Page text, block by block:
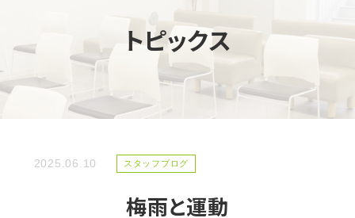
トピックス
2025.06.10 スタッフブログ
梅雨と運動